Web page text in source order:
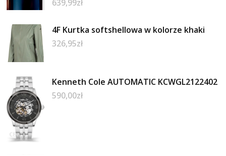
639,99zł
4F Kurtka softshellowa w kolorze khaki
326,95zł
Kenneth Cole AUTOMATIC KCWGL2122402
590,00zł